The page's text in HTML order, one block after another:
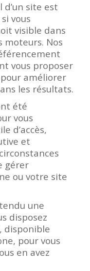
site est
vous
visible dans
moteurs. Nos
vous proposer
améliorer
les résultats.
été
vous
d’accès,
et
gérer
ou votre site
une
disposez
disponible
pour vous
en avez